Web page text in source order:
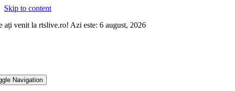
Skip to content
ați venit la rtslive.ro! Azi este: 6 august, 2026
Navigation